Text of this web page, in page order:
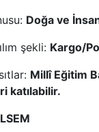
Doğa ve
şekli: Kargo/
Millî Eğitim
katılabilir.